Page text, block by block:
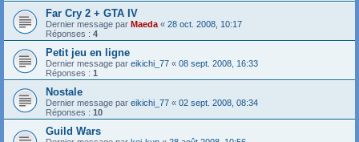
Far Cry 2 + GTA IV
Dernier message par Maeda « 28 oct. 2008, 10:17
Réponses : 4
Petit jeu en ligne
Dernier message par eikichi_77 « 08 sept. 2008, 16:33
Réponses : 1
Nostale
Dernier message par eikichi_77 « 02 sept. 2008, 08:34
Réponses : 10
Guild Wars